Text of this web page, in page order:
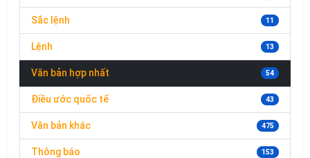
Sắc lệnh 11
Lệnh 13
Văn bản hợp nhất 54
Điều ước quốc tế 43
Văn bản khác 475
Thông báo 153